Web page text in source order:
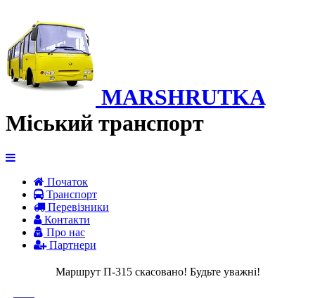
MARSHRUTKA
Міський транспорт
Початок
Транспорт
Перевiзники
Контакти
Про нас
Партнери
Маршрут П-315 скасовано! Будьте уважні!